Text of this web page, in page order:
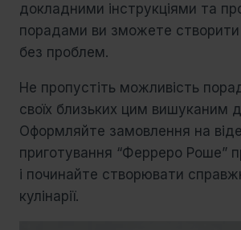
докладними інструкціями та
порадами ви зможете
без проблем.
Не пропустіть можливість
своїх близьких цим вишуканим
Оформляйте замовлення на
приготування “Ферреро Роше”
і починайте створювати
кулінарії.